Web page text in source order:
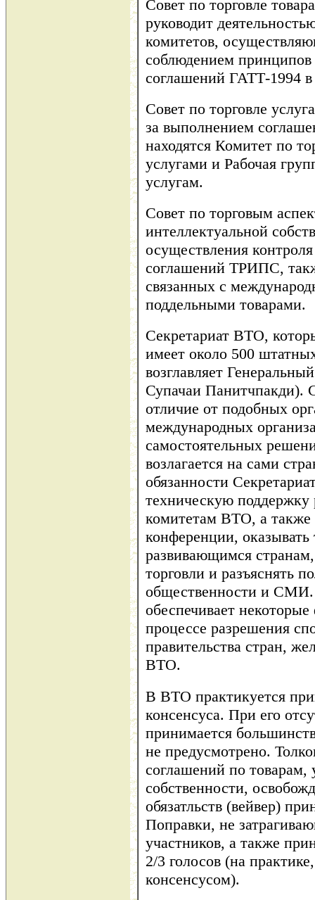
Совет по торговле
руководит
комитетов,
соблюдением
соглашений ГАТТ-1994 в
Совет по торговле
за выполнением
находятся Комитет по
услугами и Рабочая
услугам.
Совет по торговым
интеллектуальной
осуществления
соглашений ТРИПС,
связанных с
поддельными товарами.
Секретариат ВТО,
имеет около 500
возглавляет
Супачаи Панитчпакди).
отличие от подобных
международных
самостоятельных
возлагается на сами
обязанности
техническую
комитетам ВТО, а
конференции, оказывать
развивающимся
торговли и разъяснять
общественности и СМИ.
обеспечивает
процессе разрешения
правительства стран,
ВТО.
В ВТО практикуется
консенсуса. При его
принимается
не предусмотрено.
соглашений по товарам,
собственности,
обязатльств (вейвер)
Поправки, не
участников, а также
2/3 голосов (на
консенсусом).